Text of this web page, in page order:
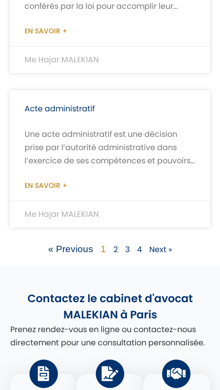
conférés par la loi pour accomplir leur
EN SAVOIR +
Me Hajar MALEKIAN
Acte administratif
Une acte administratif est une décision
prise par l’autorité administrative dans
l’exercice de ses compétences et pouvoirs.
différentes formes:
EN SAVOIR +
Me Hajar MALEKIAN
« Previous 1 2 3 4 Next »
Contactez le cabinet d'avocat
MALEKIAN à Paris
Prenez rendez-vous en ligne ou contactez-nous
directement pour une consultation personnalisée.